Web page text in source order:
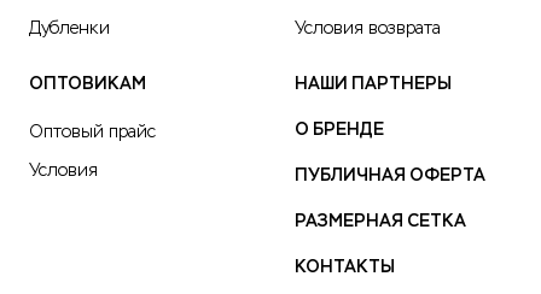
Дубленки Условия возврата
ОПТОВИКАМ
Оптовый прайс
Условия
НАШИ ПАРТНЕРЫ
О БРЕНДЕ
ПУБЛИЧНАЯ ОФЕРТА
РАЗМЕРНАЯ СЕТКА
КОНТАКТЫ